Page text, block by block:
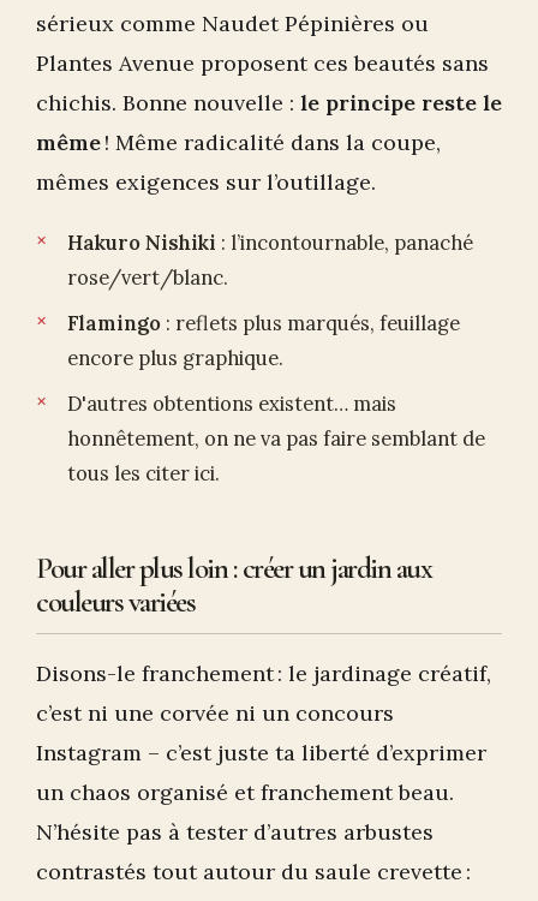
sérieux comme Naudet Pépinières ou
Plantes Avenue proposent ces beautés sans
chichis. Bonne nouvelle : le principe reste le
même! Même radicalité dans la coupe,
mêmes exigences sur l’outillage.
Hakuro Nishiki : l’incontournable, panaché
rose/vert/blanc.
Flamingo : reflets plus marqués, feuillage
encore plus graphique.
D'autres obtentions existent… mais
honnêtement, on ne va pas faire semblant de
tous les citer ici.
Pour aller plus loin : créer un jardin aux
couleurs variées
Disons-le franchement : le jardinage créatif,
c’est ni une corvée ni un concours
Instagram – c’est juste ta liberté d’exprimer
un chaos organisé et franchement beau.
N’hésite pas à tester d’autres arbustes
contrastés tout autour du saule crevette :